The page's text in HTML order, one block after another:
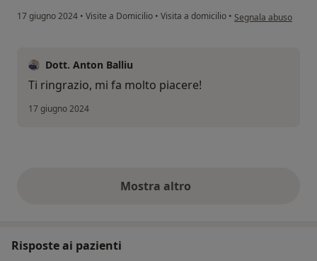
17 giugno 2024 • Visite a Domicilio • Visita a domicilio • secondo l'opinione
Segnala abuso
Dott. Anton Balliu
Ti ringrazio, mi fa molto piacere!
17 giugno 2024
Mostra altroopinioni di cui sopra
Risposte ai pazienti